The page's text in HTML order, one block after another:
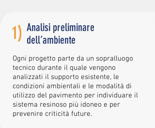
1) Analisi preliminare
dell’ambiente
Ogni progetto parte da un sopralluogo
tecnico durante il quale vengono
analizzati il supporto esistente, le
condizioni ambientali e le modalità di
utilizzo del pavimento per individuare il
sistema resinoso più idoneo e per
prevenire criticità future.